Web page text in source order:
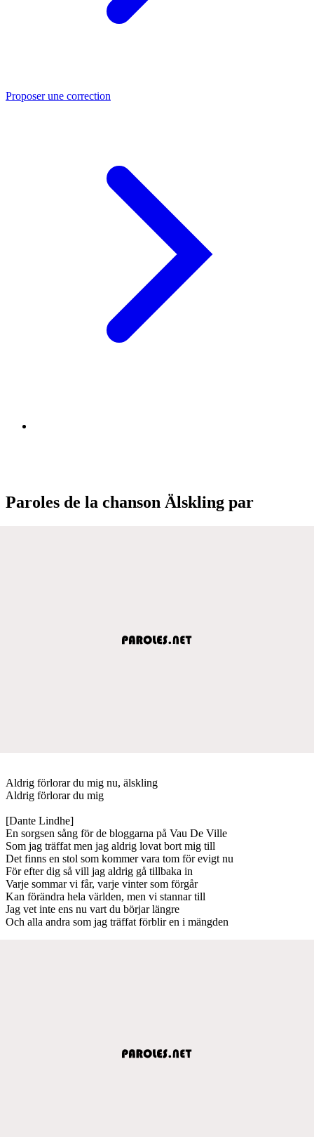
Proposer une correction
Paroles de la chanson Älskling par
Aldrig förlorar du mig nu, älskling
Aldrig förlorar du mig
[Dante Lindhe]
En sorgsen sång för de bloggarna på Vau De Ville
Som jag träffat men jag aldrig lovat bort mig till
Det finns en stol som kommer vara tom för evigt nu
För efter dig så vill jag aldrig gå tillbaka in
Varje sommar vi får, varje vinter som förgår
Kan förändra hela världen, men vi stannar till
Jag vet inte ens nu vart du börjar längre
Och alla andra som jag träffat förblir en i mängden